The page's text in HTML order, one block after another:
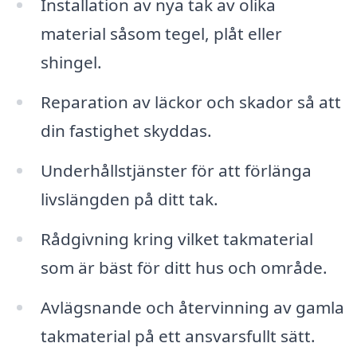
Installation av nya tak av olika
material såsom tegel, plåt eller
shingel.
Reparation av läckor och skador så att
din fastighet skyddas.
Underhållstjänster för att förlänga
livslängden på ditt tak.
Rådgivning kring vilket takmaterial
som är bäst för ditt hus och område.
Avlägsnande och återvinning av gamla
takmaterial på ett ansvarsfullt sätt.